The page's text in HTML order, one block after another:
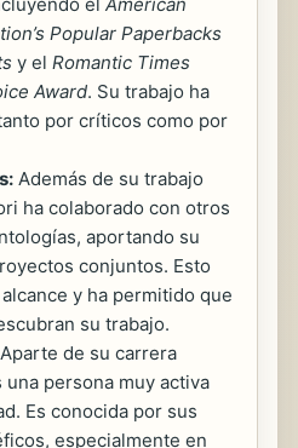
Popular Paperbacks
y el Romantic Times
Award. Su trabajo ha
por críticos como por
Además de su trabajo
ha colaborado con otros
aportando su
conjuntos. Esto
y ha permitido que
su trabajo.
Aparte de su carrera
persona muy activa
Es conocida por sus
especialmente en